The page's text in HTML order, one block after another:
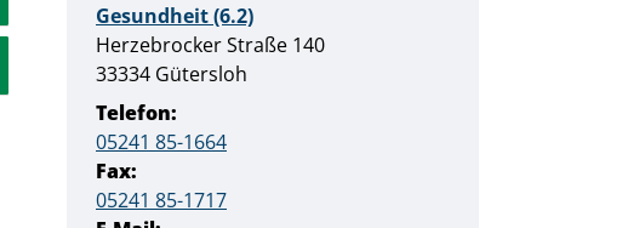
Gesundheit (6.2)
Straße:
Herzebrocker Straße Hausnummer:
140
PLZ:
33334 Ort:
Gütersloh
Telefon:
05241 85-1664
Fax:
05241 85-1717